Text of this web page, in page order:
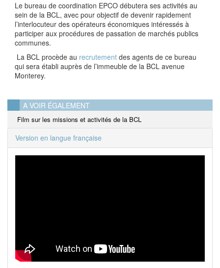
Le bureau de coordination EPCO débutera ses activités au
sein de la BCL, avec pour objectif de devenir rapidement
l’interlocuteur des opérateurs économiques intéressés à
participer aux procédures de passation de marchés publics
communes.
La BCL procède au recrutement des agents de ce bureau
qui sera établi auprès de l’immeuble de la BCL avenue
Monterey.
A VOIR ÉGALEMENT
Film sur les missions et activités de la BCL
Version en langue française